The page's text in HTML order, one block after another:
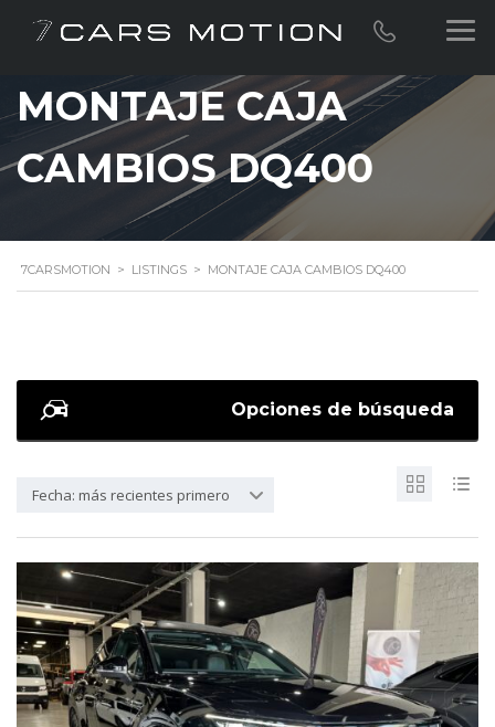
MONTAJE CAJA
CAMBIOS DQ400
7CARSMOTION > LISTINGS > MONTAJE CAJA CAMBIOS DQ400
Opciones de búsqueda
Fecha: más recientes primero